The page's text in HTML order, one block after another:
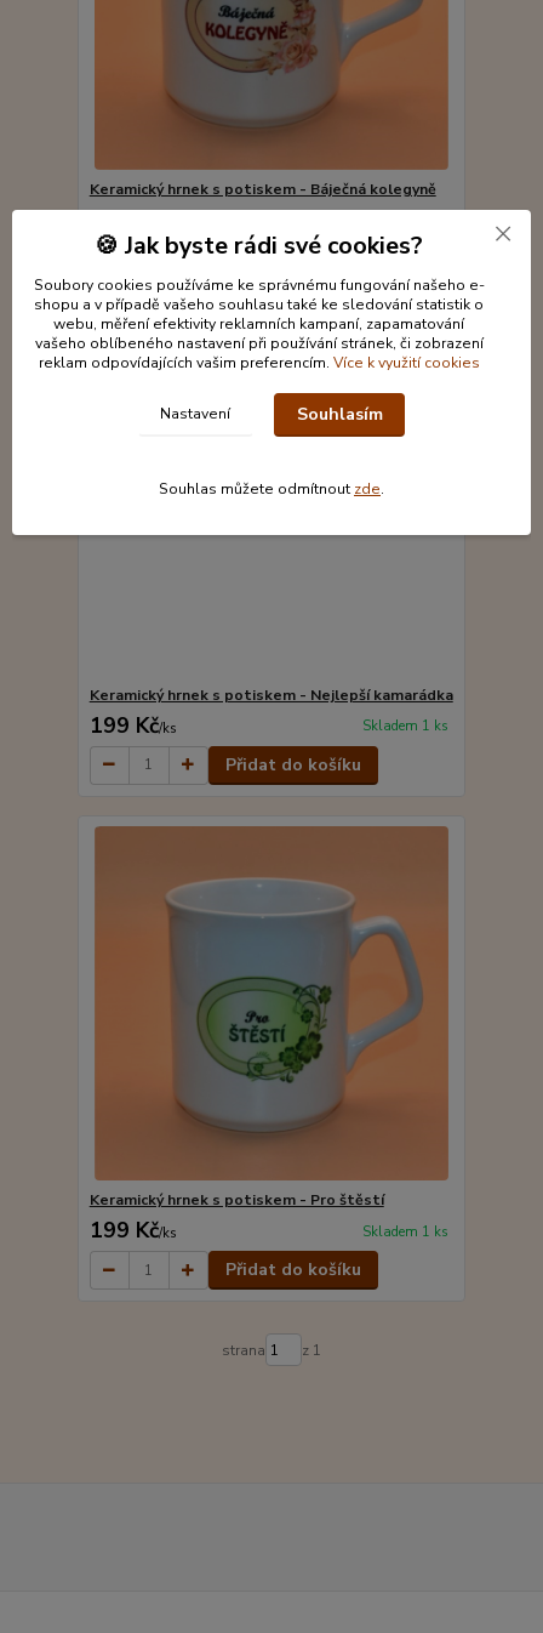
Keramický hrnek s potiskem - Báječná kolegyně
Detail
Keramický hrnek s potiskem - Nejlepší kamarádka
199 Kč/ks Skladem 1 ks
Přidat do košíku
Keramický hrnek s potiskem - Pro štěstí
199 Kč/ks Skladem 1 ks
Přidat do košíku
strana z 1
🍪 Jak byste rádi své cookies?
Soubory cookies používáme ke správnému fungování našeho e-
shopu a v případě vašeho souhlasu také ke sledování statistik o
webu, měření efektivity reklamních kampaní, zapamatování
vašeho oblíbeného nastavení při používání stránek, či zobrazení
reklam odpovídajících vašim preferencím. Více k využití cookies
Nastavení Souhlasím
Souhlas můžete odmítnout zde.